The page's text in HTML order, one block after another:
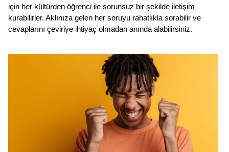
için her kültürden öğrenci ile sorunsuz bir şekilde iletişim
kurabilirler. Aklınıza gelen her soruyu rahatlıkla sorabilir ve
cevaplarını çeviriye ihtiyaç olmadan anında alabilirsiniz.